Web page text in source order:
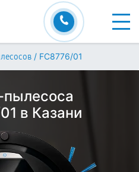
/ FC8776/01
пылесоса
в Казани